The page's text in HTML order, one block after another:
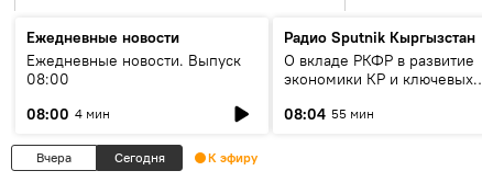
Ежедневные новости
Ежедневные новости. Выпуск
08:00
08:00 4 мин
Радио Sputnik Кыргызстан
О вкладе РКФР в развитие
экономики КР и ключевых
08:04 55 мин
Вчера Сегодня К эфиру